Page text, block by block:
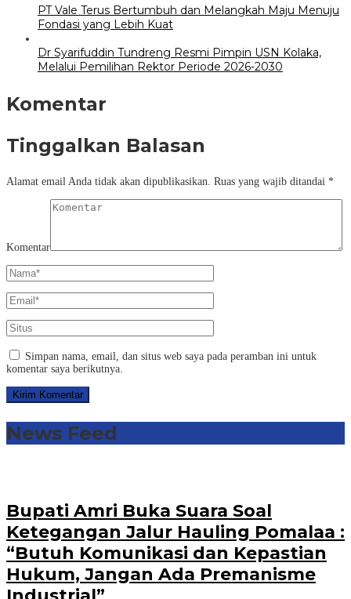
PT Vale Terus Bertumbuh dan Melangkah Maju Menuju
Fondasi yang Lebih Kuat
Dr Syarifuddin Tundreng Resmi Pimpin USN Kolaka,
Melalui Pemilihan Rektor Periode 2026-2030
Komentar
Tinggalkan Balasan
Alamat email Anda tidak akan dipublikasikan. Ruas yang wajib ditandai *
Komentar
Simpan nama, email, dan situs web saya pada peramban ini untuk
komentar saya berikutnya.
News Feed
Bupati Amri Buka Suara Soal
Ketegangan Jalur Hauling Pomalaa :
“Butuh Komunikasi dan Kepastian
Hukum, Jangan Ada Premanisme